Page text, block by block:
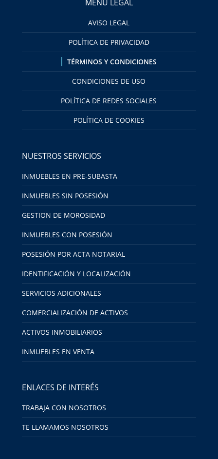
MENÚ LEGAL
AVISO LEGAL
POLÍTICA DE PRIVACIDAD
TÉRMINOS Y CONDICIONES
CONDICIONES DE USO
POLÍTICA DE REDES SOCIALES
POLÍTICA DE COOKIES
NUESTROS SERVICIOS
INMUEBLES EN PRE-SUBASTA
INMUEBLES SIN POSESIÓN
GESTION DE MOROSIDAD
INMUEBLES CON POSESIÓN
POSESIÓN POR ACTA NOTARIAL
IDENTIFICACIÓN Y LOCALIZACIÓN
SERVICIOS ADICIONALES
COMERCIALIZACIÓN DE ACTIVOS
ACTIVOS INMOBILIARIOS
INMUEBLES EN VENTA
ENLACES DE INTERÉS
TRABAJA CON NOSOTROS
TE LLAMAMOS NOSOTROS